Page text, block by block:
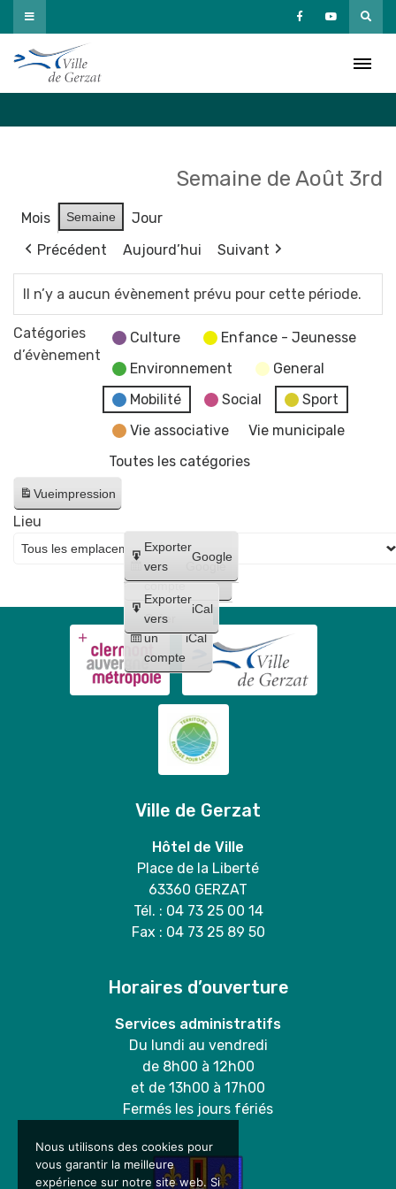
Passer
au
contenu
Semaine de Août 3rd
Mois Semaine
Jour
Précédent
Aujourd’hui Suivant
Il n’y a aucun évènement prévu pour cette période.
Catégories
d’évènement
Culture
Enfance - Jeunesse
Environnement
General
Mobilité
Social
Sport
Vie associative
Vie municipale
Toutes les catégories
Vueimpression
Créer
un
compte
Google
Créer
un
compte
iCal
Exporter
vers
Google
Exporter
vers
iCal
Lieu
Ville de Gerzat
Hôtel de Ville
Place de la Liberté
63360 GERZAT
Tél. : 04 73 25 00 14
Fax : 04 73 25 89 50
Horaires d’ouverture
Services administratifs
Du lundi au vendredi
de 8h00 à 12h00
et de 13h00 à 17h00
Fermés les jours fériés
Nous utilisons des cookies pour
vous garantir la meilleure
expérience sur notre site web. Si